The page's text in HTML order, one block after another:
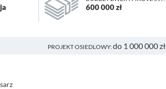
600 000 zł
PROJEKT OSIEDLOWY:do 1 000 000 zł